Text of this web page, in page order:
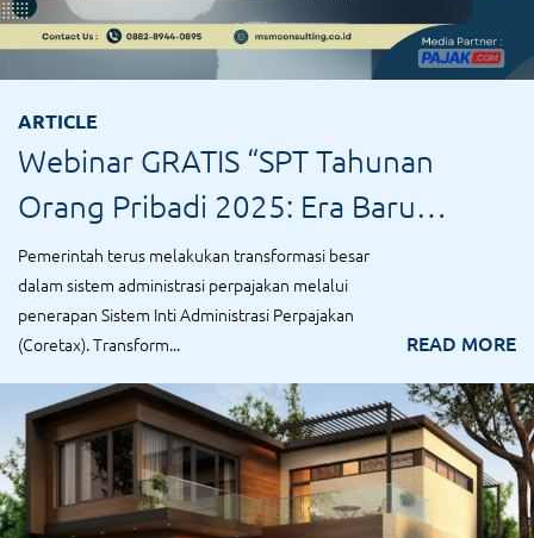
ARTICLE
Webinar GRATIS “SPT Tahunan
Orang Pribadi 2025: Era Baru
Coretax & Cara Aktivasi Tanpa
Ribet!”
Pemerintah terus melakukan transformasi besar
dalam sistem administrasi perpajakan melalui
penerapan Sistem Inti Administrasi Perpajakan
(Coretax). Transform...
READ MORE